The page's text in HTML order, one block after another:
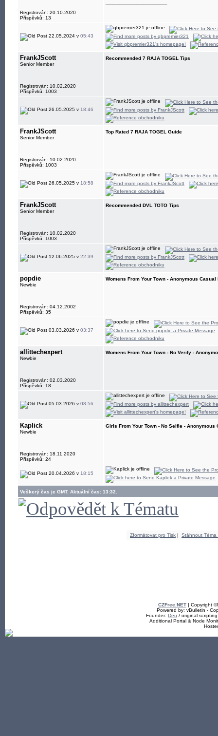
Registrován: 20.10.2020
Příspěvků: 13
22.05.2024 v 05:43
FrankJScott
Senior Member
Registrován: 10.02.2020
Příspěvků: 1003
Recommended 7 RAJA TOGEL Tips
26.05.2025 v 18:46
FrankJScott
Senior Member
Registrován: 10.02.2020
Příspěvků: 1003
Top Rated 7 RAJA TOGEL Guide
26.05.2025 v 18:58
FrankJScott
Senior Member
Registrován: 10.02.2020
Příspěvků: 1003
Recommended DVL TOTO Tips
12.06.2025 v 22:39
popdie
Newbie
Registrován: 04.12.2002
Příspěvků: 35
Womens From Your Town - Anonymous Casual
03.03.2026 v 03:37
allittechexpert
Newbie
Registrován: 02.03.2020
Příspěvků: 18
Womens From Your Town - No Verify -
05.03.2026 v 08:56
Kaplick
Newbie
Registrován: 18.11.2020
Příspěvků: 24
Girls From Your Town - No Selfie - Anonymous
20.04.2026 v 18:15
Veškerý čas je GMT. Aktuální čas: 13:32.
Zformátovat pro Tisk | Stáhnout Téma
CZFree.NET| Copyright
Powered by: vBulletin -
Founder: Deu / original
Additional Portal & Node